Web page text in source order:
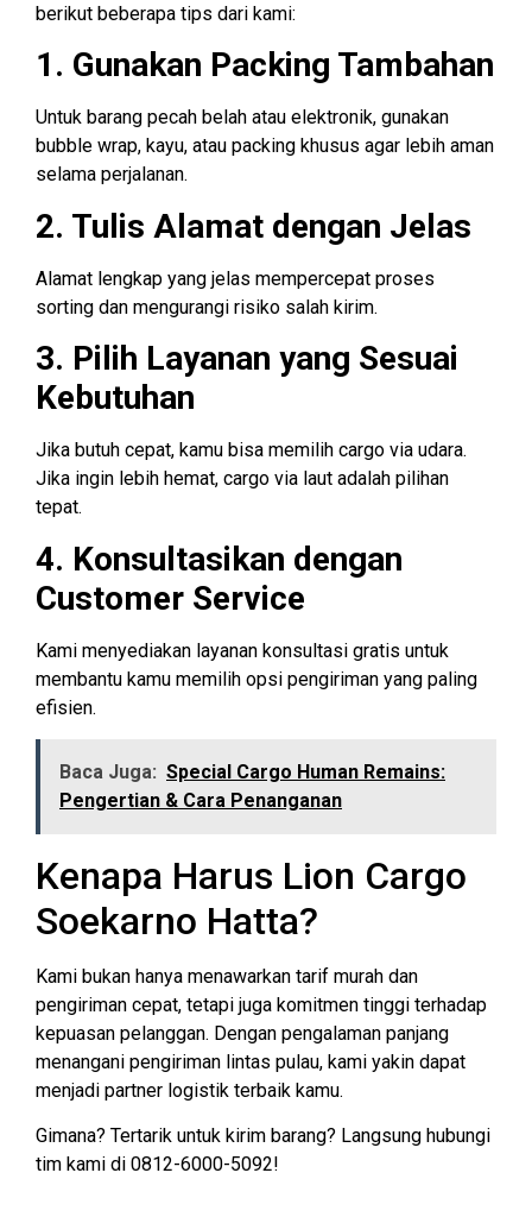
berikut beberapa tips dari kami:
1. Gunakan Packing Tambahan
Untuk barang pecah belah atau elektronik, gunakan
bubble wrap, kayu, atau packing khusus agar lebih aman
selama perjalanan.
2. Tulis Alamat dengan Jelas
Alamat lengkap yang jelas mempercepat proses
sorting dan mengurangi risiko salah kirim.
3. Pilih Layanan yang Sesuai
Kebutuhan
Jika butuh cepat, kamu bisa memilih cargo via udara.
Jika ingin lebih hemat, cargo via laut adalah pilihan
tepat.
4. Konsultasikan dengan
Customer Service
Kami menyediakan layanan konsultasi gratis untuk
membantu kamu memilih opsi pengiriman yang paling
efisien.
Baca Juga: Special Cargo Human Remains:
Pengertian & Cara Penanganan
Kenapa Harus Lion Cargo
Soekarno Hatta?
Kami bukan hanya menawarkan tarif murah dan
pengiriman cepat, tetapi juga komitmen tinggi terhadap
kepuasan pelanggan. Dengan pengalaman panjang
menangani pengiriman lintas pulau, kami yakin dapat
menjadi partner logistik terbaik kamu.
Gimana? Tertarik untuk kirim barang? Langsung hubungi
tim kami di 0812-6000-5092!